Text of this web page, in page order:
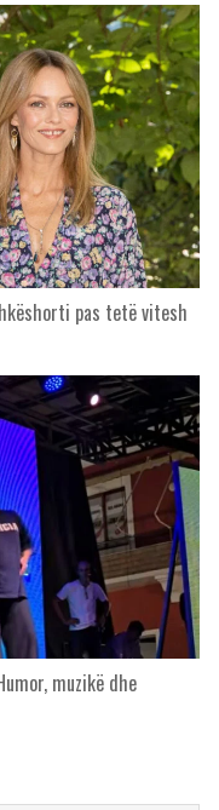
pas tetë vitesh
muzikë dhe